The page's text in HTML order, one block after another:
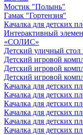
Мостик "Полынь"
Гамак "Гортензия"
Качалка для детских
Интерактивный
«СОЛИС»
Детский уличный
Детский игровой
Детский игровой
Детский игровой
Качалка для детских
Качалка для детских
Качалка для детских
Качалка для детских
Качалка для детских
Качалка для детских